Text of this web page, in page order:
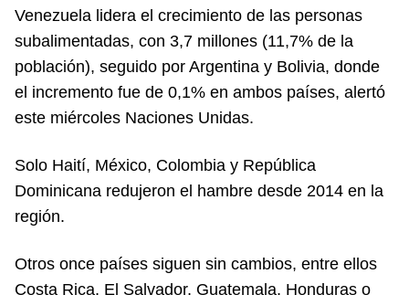
Venezuela lidera el crecimiento de las personas
subalimentadas, con 3,7 millones (11,7% de la
población), seguido por Argentina y Bolivia, donde
el incremento fue de 0,1% en ambos países, alertó
este miércoles Naciones Unidas.
Solo Haití, México, Colombia y República
Dominicana redujeron el hambre desde 2014 en la
región.
Otros once países siguen sin cambios, entre ellos
Costa Rica, El Salvador, Guatemala, Honduras o